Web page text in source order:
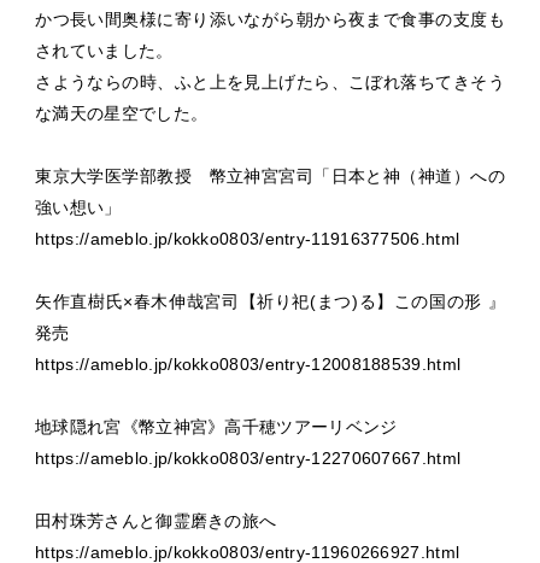
かつ長い間奥様に寄り添いながら朝から夜まで食事の支度も
されていました。
さようならの時、ふと上を見上げたら、こぼれ落ちてきそう
な満天の星空でした。
東京大学医学部教授 幣立神宮宮司「日本と神（神道）への
強い想い」
https://ameblo.jp/kokko0803/entry-11916377506.html
矢作直樹氏×春木伸哉宮司【祈り祀(まつ)る】この国の形 』
発売
https://ameblo.jp/kokko0803/entry-12008188539.html
地球隠れ宮《幣立神宮》高千穂ツアーリベンジ
https://ameblo.jp/kokko0803/entry-12270607667.html
田村珠芳さんと御霊磨きの旅へ
https://ameblo.jp/kokko0803/entry-11960266927.html